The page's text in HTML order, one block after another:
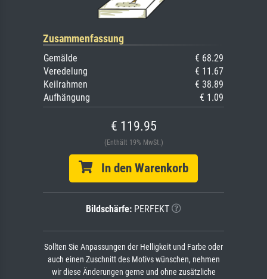
Zusammenfassung
Gemälde
€ 68.29
Veredelung
€ 11.67
Keilrahmen
€ 38.89
Aufhängung
€ 1.09
€ 119.95
(Enthält 19% MwSt.)
In den Warenkorb
Bildschärfe: PERFEKT
Sollten Sie Anpassungen der Helligkeit und Farbe oder
auch einen Zuschnitt des Motivs wünschen, nehmen
wir diese Änderungen gerne und ohne zusätzliche